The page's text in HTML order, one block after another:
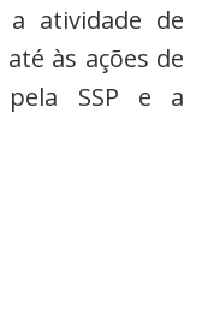
atividade de
às ações de
pela SSP e a